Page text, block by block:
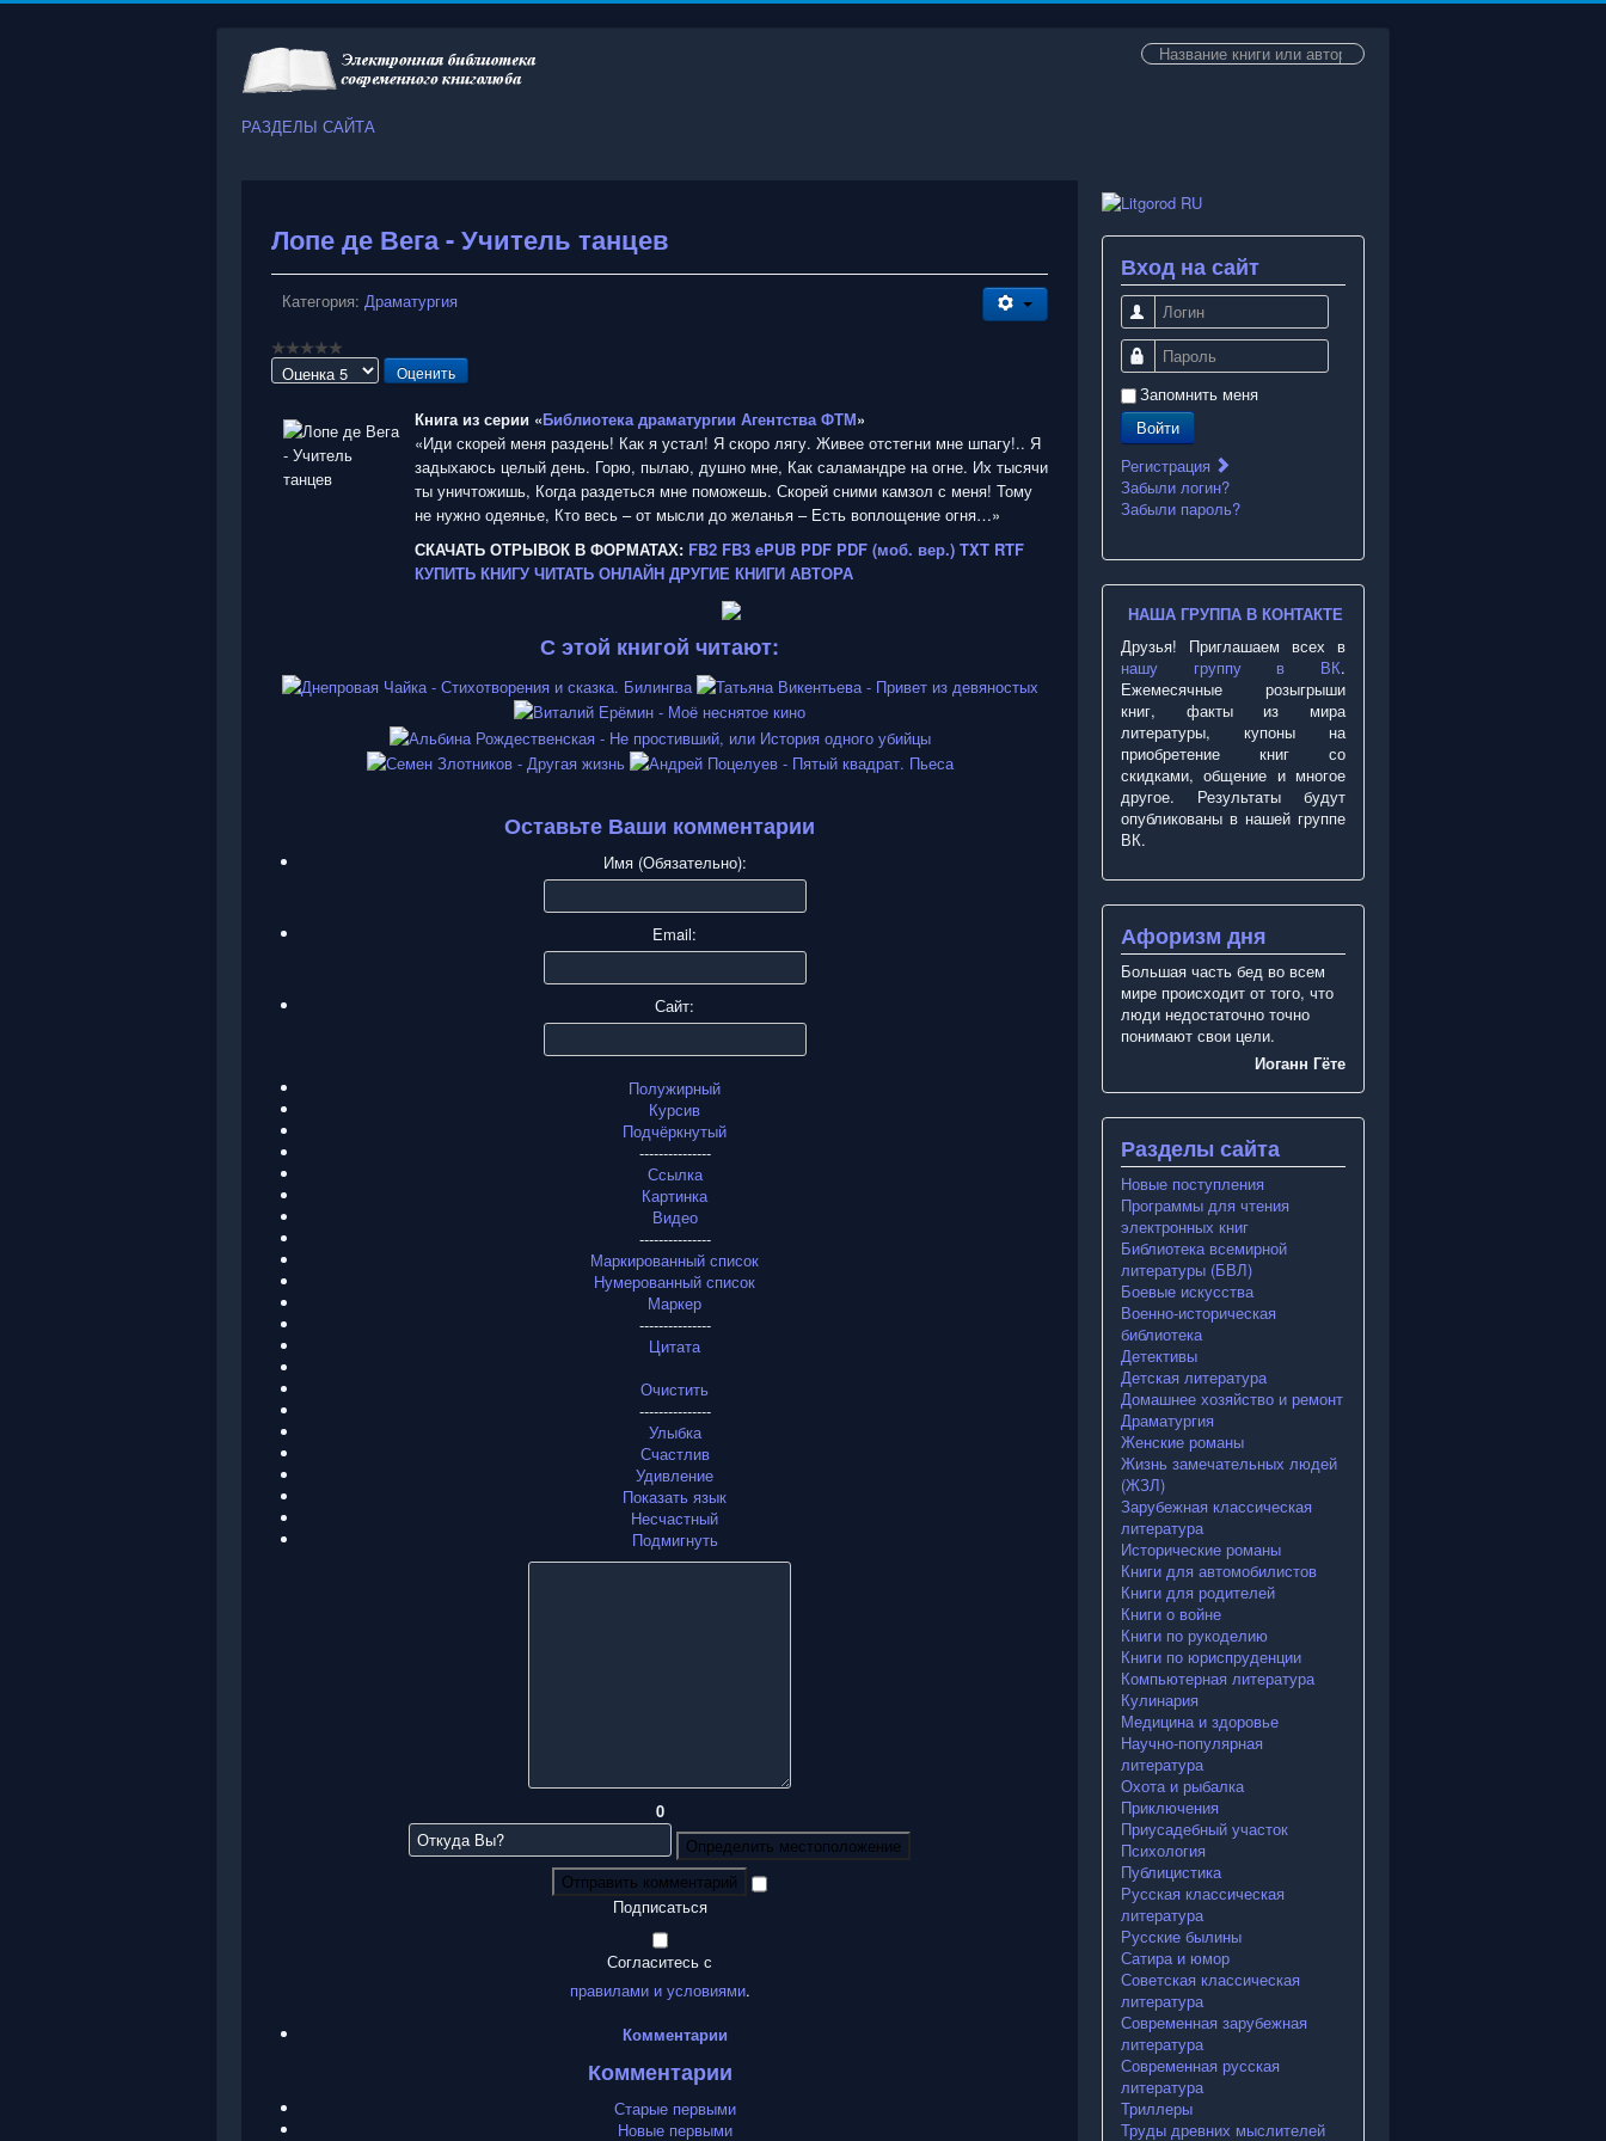
Искать...
РАЗДЕЛЫ САЙТА
Лопе де Вега - Учитель танцев
Категория: Драматургия
Пожалуйста,
Книга из серии «Библиотека драматургии Агентства ФТМ»
«Иди скорей меня раздень! Как я устал! Я скоро лягу. Живее отстегни мне шпагу!.. Я
задыхаюсь целый день. Горю, пылаю, душно мне, Как саламандре на огне. Их тысячи
ты уничтожишь, Когда раздеться мне поможешь. Скорей сними камзол с меня! Тому
не нужно одеянье, Кто весь – от мысли до желанья – Есть воплощение огня…»
СКАЧАТЬ ОТРЫВОК В ФОРМАТАХ: FB2 FB3 ePUB PDF PDF (моб. вер.) TXT RTF
КУПИТЬ КНИГУ ЧИТАТЬ ОНЛАЙН ДРУГИЕ КНИГИ АВТОРА
С этой книгой читают:
Оставьте Ваши комментарии
Имя (Обязательно):
Email:
Сайт:
Полужирный
Курсив
Подчёркнутый
---------------
Ссылка
Картинка
Видео
---------------
Маркированный список
Нумерованный список
Маркер
---------------
Цитата
Очистить
---------------
Улыбка
Счастлив
Удивление
Показать язык
Несчастный
Подмигнуть
0
Определить местоположение
Отправить комментарий
Подписаться
Согласитесь с
правилами и условиями.
Комментарии
Комментарии
Старые первыми
Новые первыми
Вход на сайт
Логин
Пароль
Запомнить меня
Войти
Регистрация
Забыли логин?
Забыли пароль?
НАША ГРУППА В КОНТАКТЕ
Друзья! Приглашаем всех в
нашу группу в ВК.
Ежемесячные розыгрыши
книг, факты из мира
литературы, купоны на
приобретение книг со
скидками, общение и многое
другое. Результаты будут
опубликованы в нашей группе
ВК.
Афоризм дня
Большая часть бед во всем
мире происходит от того, что
люди недостаточно точно
понимают свои цели.
Иоганн Гёте
Разделы сайта
Новые поступления
Программы для чтения
электронных книг
Библиотека всемирной
литературы (БВЛ)
Боевые искусства
Военно-историческая
библиотека
Детективы
Детская литература
Домашнее хозяйство и ремонт
Драматургия
Женские романы
Жизнь замечательных людей
(ЖЗЛ)
Зарубежная классическая
литература
Исторические романы
Книги для автомобилистов
Книги для родителей
Книги о войне
Книги по рукоделию
Книги по юриспруденции
Компьютерная литература
Кулинария
Медицина и здоровье
Научно-популярная
литература
Охота и рыбалка
Приключения
Приусадебный участок
Психология
Публицистика
Русская классическая
литература
Русские былины
Сатира и юмор
Советская классическая
литература
Современная зарубежная
литература
Современная русская
литература
Триллеры
Труды древних мыслителей